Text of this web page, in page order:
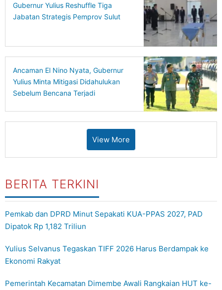
Gubernur Yulius Reshuffle Tiga
Jabatan Strategis Pemprov Sulut
Ancaman El Nino Nyata, Gubernur
Yulius Minta Mitigasi Didahulukan
Sebelum Bencana Terjadi
View More
BERITA TERKINI
Pemkab dan DPRD Minut Sepakati KUA-PPAS 2027, PAD
Dipatok Rp 1,182 Triliun
Yulius Selvanus Tegaskan TIFF 2026 Harus Berdampak ke
Ekonomi Rakyat
Pemerintah Kecamatan Dimembe Awali Rangkaian HUT ke-